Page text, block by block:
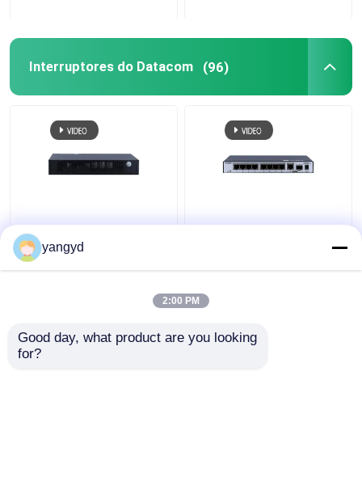
Interruptores do Datacom (96)
O Datacom de SFP
PoE+ comuta o
interruptor portuário
1 Datacom do
interruptor de GE SFP
L8T2ST-RUA do
gigabit 8
yangyd
2:00 PM
Good day, what product are you looking
for?